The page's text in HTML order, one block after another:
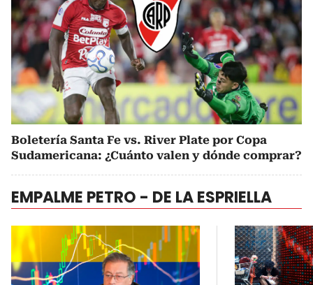
Boletería Santa Fe vs. River Plate por Copa
Sudamericana: ¿Cuánto valen y dónde comprar?
EMPALME PETRO - DE LA ESPRIELLA